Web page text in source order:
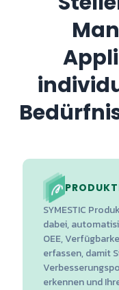
SYMESTIC
dabei,
OEE,
erfassen, damit
erkennen und